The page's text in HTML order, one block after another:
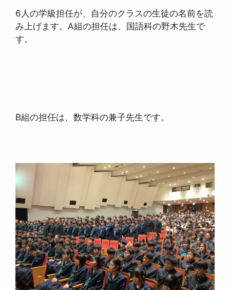
6人の学級担任が、自分のクラスの生徒の名前を読
み上げます。A組の担任は、国語科の野木先生で
す。
B組の担任は、数学科の兼子先生です。